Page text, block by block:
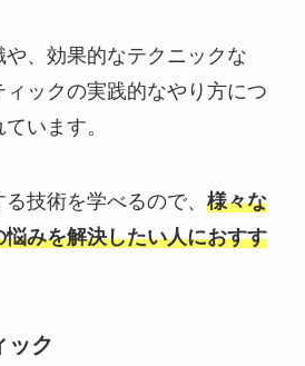
、効果的なテクニックな
ィックの実践的なやり方につ
います。
技術を学べるので、 様々な
みを解決したい人におすす
ック